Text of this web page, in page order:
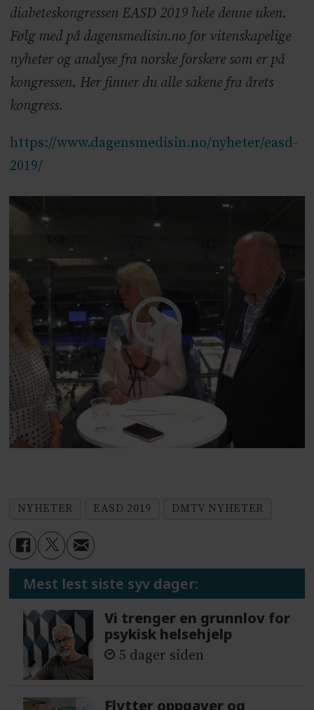
diabeteskongressen EASD 2019 hele denne uken.
Følg med på dagensmedisin.no for vitenskapelige
nyheter og analyse fra norske forskere som er på
kongressen. Her finner du alle sakene fra årets
kongress.
https://www.dagensmedisin.no/nyheter/easd-
2019/
NYHETER EASD 2019 DMTV NYHETER
Mest lest siste syv dager:
Vi trenger en grunnlov for
psykisk helsehjelp
5 dager siden
Flytter oppgaver og